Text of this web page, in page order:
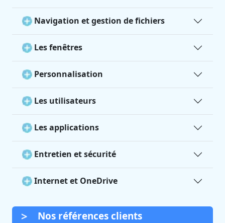
Navigation et gestion de fichiers
Les fenêtres
Personnalisation
Les utilisateurs
Les applications
Entretien et sécurité
Internet et OneDrive
Nos références clients